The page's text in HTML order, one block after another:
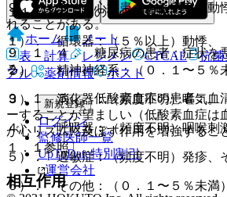
９．１．３． 心疾患のある患者：動
れることがある。
９．１．４． 糖尿病の患者：症状を
る。
９．１．５． 低酸素血症の患者：血
ーすることが望ましい（低酸素血症は
が心リズムに及ぼす作用を増強するこ
１．１参照〕。
相互作用
１１．２． その他の副作用
１）． 循環器：（５％以上）動悸、
２）． 精神神経系：（０．１〜５％
３）． 消化器：（頻度不明）嘔気。
４）． 呼吸器：（頻度不明）咽喉刺
５）． 過敏症：（頻度不明）発疹、
６）． その他：（０．１〜５％未満
ホーム
ノート
表・計算
レジメン CTCAE 抗
アル
薬剤情報 ポスト
新規登録
ログイン
監修医師一覧
UpToDate特別割引
運営会社